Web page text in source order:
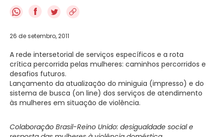
f
26 de setembro, 2011
A rede intersetorial de serviços específicos e a rota
crítica percorrida pelas mulheres: caminhos percorridos e
desafios futuros.
Lançamento da atualização do miniguia (impresso) e do
sistema de busca (on line) dos serviços de atendimento
às mulheres em situação de violência.
Colaboração Brasil-Reino Unido: desigualdade social e